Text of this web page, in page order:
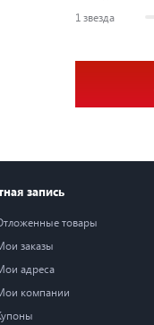
1 звезда
запись
товары
заказы
адреса
компании